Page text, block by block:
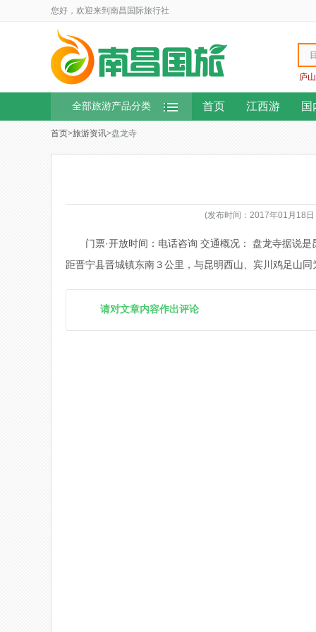
您好，欢迎来到南昌国际旅行社
庐山
全部旅游产品分类 首页 江西游 国
首页>旅游资讯>盘龙寺
(发布时间：2017年01月18
门票·开放时间：电话咨询 交通概况： 盘龙寺据说
距晋宁县晋城镇东南３公里，与昆明西山、宾川鸡足山
请对文章内容作出评论